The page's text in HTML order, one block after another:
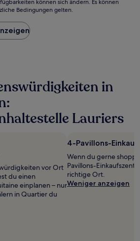
können sich ändern. Es können
Bedingungen gelten.
in
Lauriers
vor Ort
du einen
einplanen – nur
in Quartier du
4-Pavillons-
Wenn du gerne
Pavillons-
richtige Ort.
Weniger anzeigen